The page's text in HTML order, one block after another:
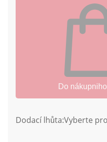
Do
Dodací lhůta:Vyberte